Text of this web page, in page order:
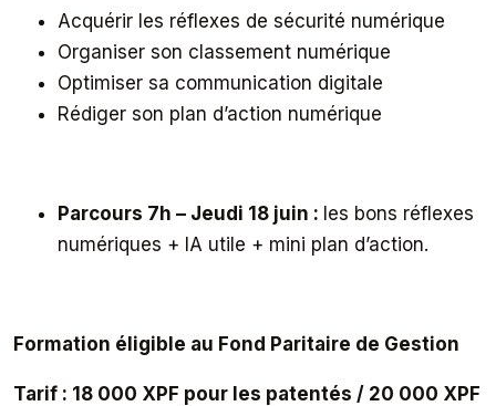
Acquérir les réflexes de sécurité numérique
Organiser son classement numérique
Optimiser sa communication digitale
Rédiger son plan d’action numérique
Parcours 7h – Jeudi 18 juin : les bons réflexes
numériques + IA utile + mini plan d’action.
Formation éligible au Fond Paritaire de Gestion
Tarif : 18 000 XPF pour les patentés / 20 000 XPF